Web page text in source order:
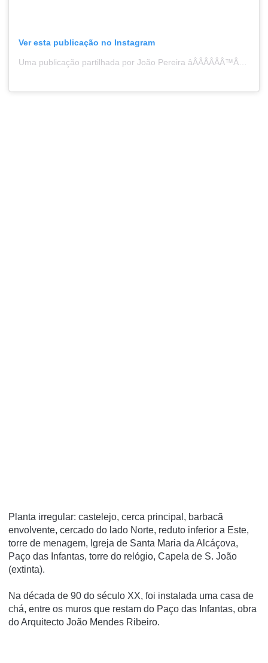
Ver esta publicação no Instagram
Uma publicação partilhada por João Pereira âÂÂÂÂÂÂ™ÂÂÂÂÂÂˆ (@joaojdpereira)
Planta irregular: castelejo, cerca principal, barbacã
envolvente, cercado do lado Norte, reduto inferior a Este,
torre de menagem, Igreja de Santa Maria da Alcáçova,
Paço das Infantas, torre do relógio, Capela de S. João
(extinta).
Na década de 90 do século XX, foi instalada uma casa de
chá, entre os muros que restam do Paço das Infantas, obra
do Arquitecto João Mendes Ribeiro.